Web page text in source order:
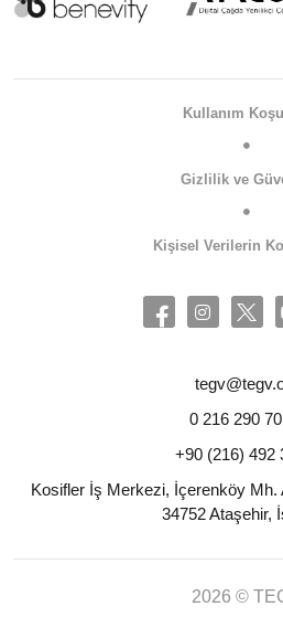
Kullanım
Gizlilik ve
Kişisel Verilerin
0 216 290
+90 (216) 492
Kosifler İş Merkezi, İçerenköy Mh.
34752 Ataşehir,
2026 ©